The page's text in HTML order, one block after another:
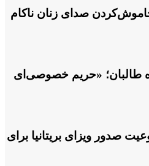
صدای زنان ناکام
طالبان؛ «حریم خصوصی‌ای
صدور ویزای بریتانیا برای